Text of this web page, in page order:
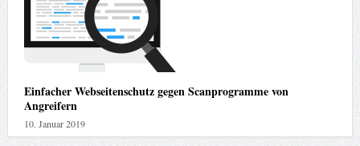
Einfacher Webseitenschutz gegen Scanprogramme von
Angreifern
10. Januar 2019